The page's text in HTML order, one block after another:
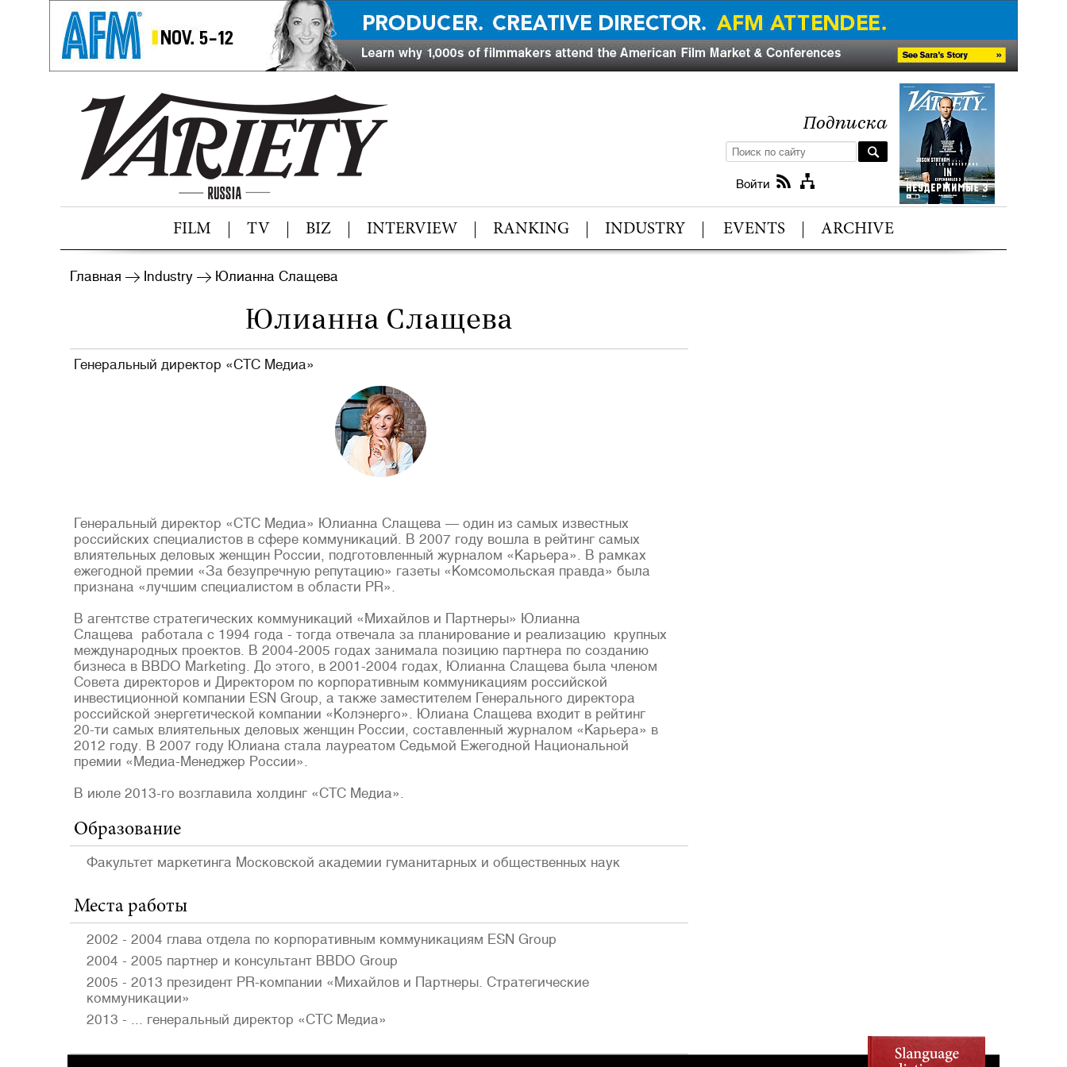
Подписка
Войти
FILM TV BIZ INTERVIEW RANKING INDUSTRY EVENTS ARCHIVE
Главная Industry Юлианна Слащева
Юлианна Слащева
Генеральный директор «СТС Медиа»
Генеральный директор «СТС Медиа» Юлианна Слащева — один из самых известных
российских специалистов в сфере коммуникаций. В 2007 году вошла в рейтинг самых
влиятельных деловых женщин России, подготовленный журналом «Карьера». В рамках
ежегодной премии «За безупречную репутацию» газеты «Комсомольская правда» была
признана «лучшим специалистом в области PR».
В агентстве стратегических коммуникаций «Михайлов и Партнеры» Юлианна
Слащева работала с 1994 года - тогда отвечала за планирование и реализацию крупных
международных проектов. В 2004-2005 годах занимала позицию партнера по созданию
бизнеса в BBDO Marketing. До этого, в 2001-2004 годах, Юлианна Слащева была членом
Совета директоров и Директором по корпоративным коммуникациям российской
инвестиционной компании ESN Group, а также заместителем Генерального директора
российской энергетической компании «Колэнерго». Юлиана Слащева входит в рейтинг
20-ти самых влиятельных деловых женщин России, составленный журналом «Карьера» в
2012 году. В 2007 году Юлиана стала лауреатом Седьмой Ежегодной Национальной
премии «Медиа-Менеджер России».
В июле 2013-го возглавила холдинг «СТС Медиа».
Образование
Факультет маркетинга Московской академии гуманитарных и общественных наук
Места работы
2002 - 2004 глава отдела по корпоративным коммуникациям ESN Group
2004 - 2005 партнер и консультант BBDO Group
2005 - 2013 президент PR-компании «Михайлов и Партнеры. Стратегические
коммуникации»
2013 - ... генеральный директор «СТС Медиа»